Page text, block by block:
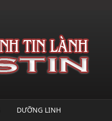
DƯỠNG LINH